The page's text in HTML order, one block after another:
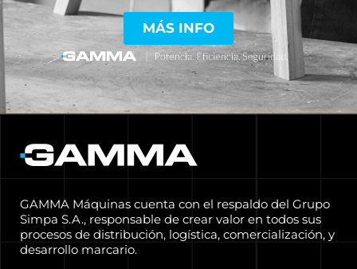
MÁS INFO
GAMMA Máquinas cuenta con el respaldo del Grupo
Simpa S.A., responsable de crear valor en todos sus
procesos de distribución, logística, comercialización, y
desarrollo marcario.